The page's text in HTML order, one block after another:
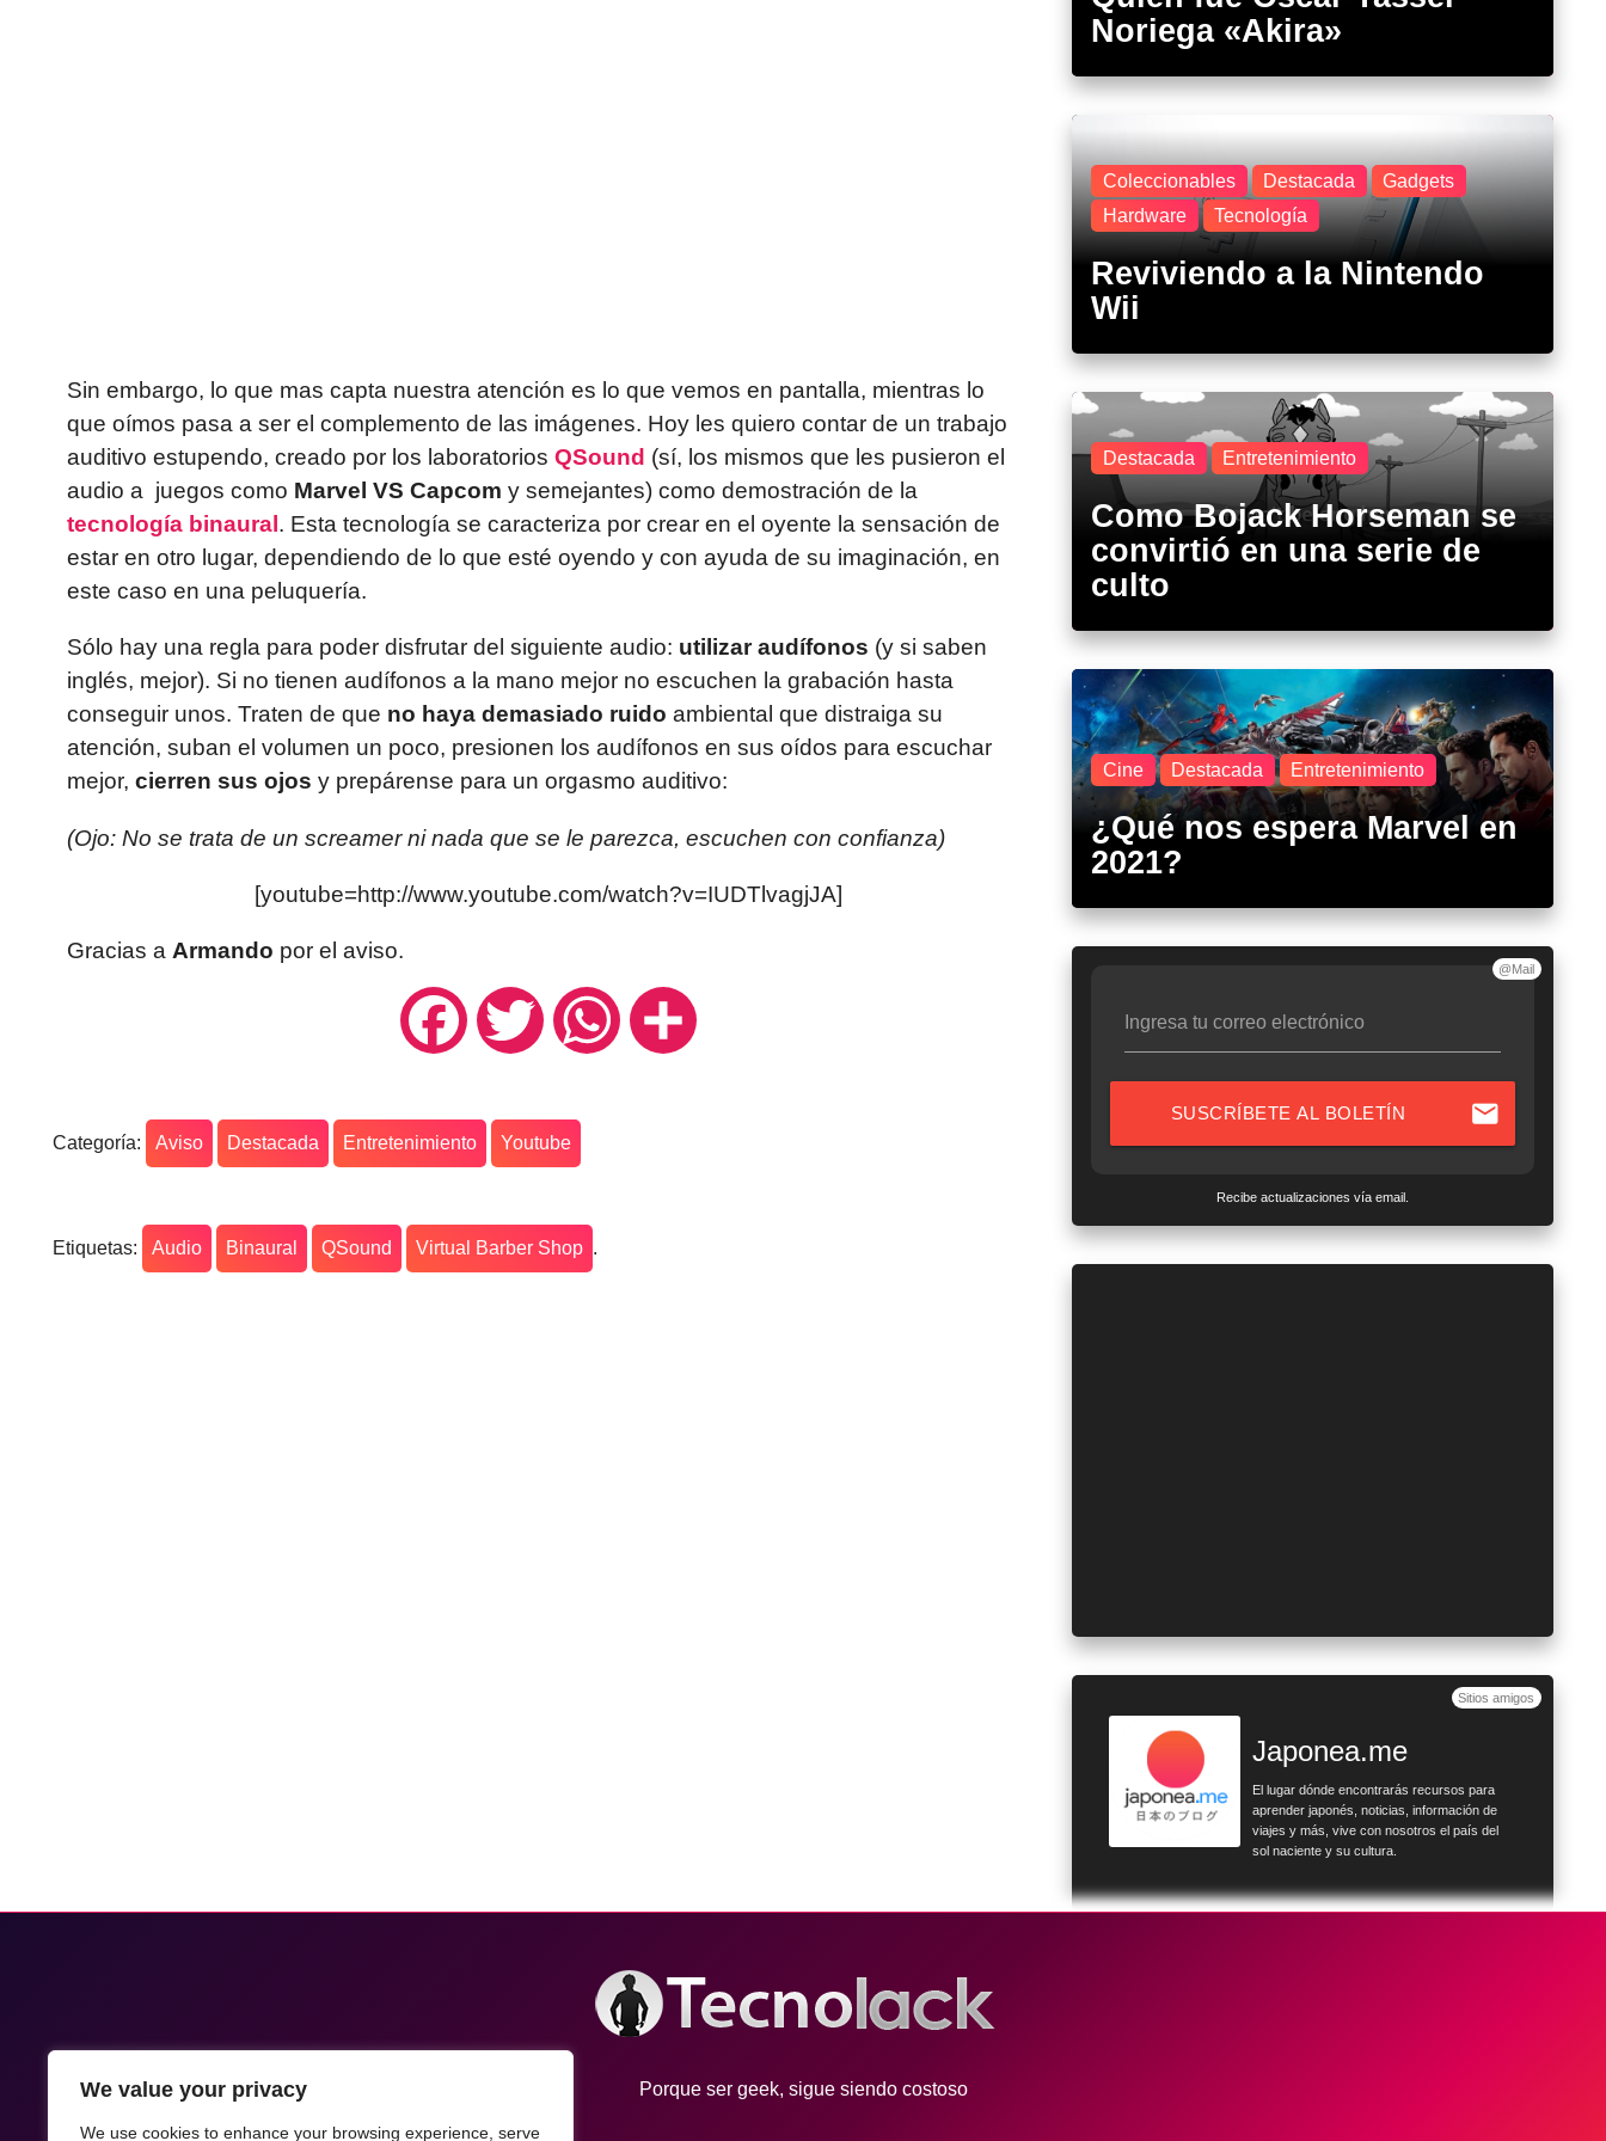
We value your privacy
We use cookies to enhance your browsing experience, serve
Sin embargo, lo que mas capta nuestra atención es lo que vemos en pantalla, mientras lo
que oímos pasa a ser el complemento de las imágenes. Hoy les quiero contar de un trabajo
auditivo estupendo, creado por los laboratorios QSound (sí, los mismos que les pusieron el
audio a juegos como Marvel VS Capcom y semejantes) como demostración de la
tecnología binaural . Esta tecnología se caracteriza por crear en el oyente la sensación de
estar en otro lugar, dependiendo de lo que esté oyendo y con ayuda de su imaginación, en
este caso en una peluquería.
Sólo hay una regla para poder disfrutar del siguiente audio: utilizar audífonos (y si saben
inglés, mejor). Si no tienen audífonos a la mano mejor no escuchen la grabación hasta
conseguir unos. Traten de que no haya demasiado ruido ambiental que distraiga su
atención, suban el volumen un poco, presionen los audífonos en sus oídos para escuchar
mejor, cierren sus ojos y prepárense para un orgasmo auditivo:
(Ojo: No se trata de un screamer ni nada que se le parezca, escuchen con confianza)
[youtube=http://www.youtube.com/watch?v=IUDTlvagjJA]
Gracias a Armando por el aviso.
FacebookTwitter WhatsAppCompartir
Categoría: Aviso Destacada Entretenimiento Youtube
Etiquetas: Audio Binaural QSound Virtual Barber Shop .
Noriega «Akira»
Coleccionables Destacada
Gadgets
Hardware
Tecnología
Reviviendo a la Nintendo
Wii
Destacada Entretenimiento
Como Bojack Horseman se
convirtió en una serie de
culto
Cine Destacada Entretenimiento
¿Qué nos espera Marvel en
2021?
@Mail
Ingresa tu correo electrónico
SUSCRÍBETE AL BOLETÍN mail
Recibe actualizaciones vía email.
Sitios amigos
Japonea.me
El lugar dónde encontrarás recursos para
aprender japonés, noticias, información de
viajes y más, vive con nosotros el país del
sol naciente y su cultura.
Porque ser geek, sigue siendo costoso